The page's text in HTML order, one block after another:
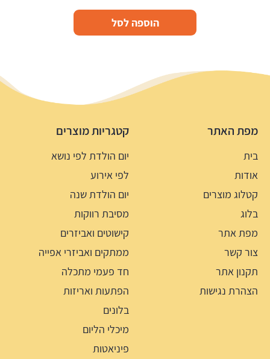
הוספה לסל
מפת האתר
בית
אודות
קטלוג מוצרים
בלוג
מפת אתר
צור קשר
תקנון אתר
הצהרת נגישות
קטגריות מוצרים
יום הולדת לפי נושא
לפי אירוע
יום הולדת שנה
מסיבת רווקות
קישוטים ואביזרים
ממתקים ואביזרי אפייה
חד פעמי מתכלה
הפתעות ואריזות
בלונים
מיכלי הליום
פיניאטות